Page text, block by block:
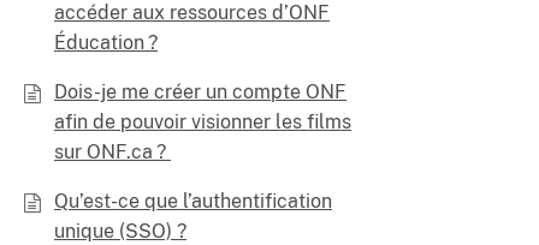
accéder aux ressources d’ONF
Éducation ?
Dois-je me créer un compte ONF
afin de pouvoir visionner les films
sur ONF.ca ?
Qu’est-ce que l’authentification
unique (SSO) ?